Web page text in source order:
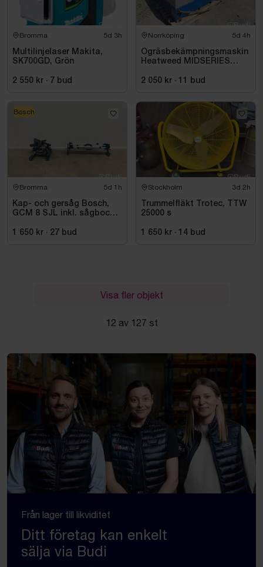
Bromma 5d 3h
Multilinjelaser Makita,
SK700GD, Grön
2 550 kr · 7 bud
Norrköping 5d 4h
Ogräsbekämpningsmaskin
Heatweed MIDSERIES
2 050 kr · 11 bud
Bromma 5d 1h
Kap- och gersåg Bosch,
GCM 8 SJL inkl. sågbock
1 650 kr · 27 bud
Bosch
Stockholm 3d 2h
Trummelfläkt Trotec, TTW
25000 s
1 650 kr · 14 bud
Visa fler objekt
12 av 127 st
Från lager till likviditet
Ditt företag kan enkelt
sälja via Budi